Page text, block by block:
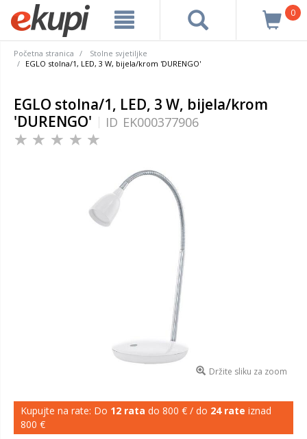
0
Početna stranica
Stolne svjetiljke
EGLO stolna/1, LED, 3 W, bijela/krom 'DURENGO'
EGLO stolna/1, LED, 3 W, bijela/krom
'DURENGO'
ID EK000377906
Držite sliku za zoom
Kupujte na rate: Do 12 rata do 800 € / do 24 rate iznad
800 €